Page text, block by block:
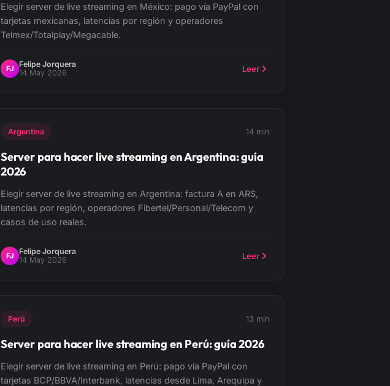
Elegir server de live streaming en México: pago vía PayPal con
tarjetas mexicanas, latencias por región y operadores
Telmex/Totalplay/Megacable.
FJ
Felipe Jorquera
14 May 2026
Leer
Argentina 14 min
Server para hacer live streaming en Argentina: guía
2026
Elegir server de live streaming en Argentina: factura A en ARS,
latencias por región, operadores Fibertel/Personal/Telecom y
casos de uso reales.
FJ
Felipe Jorquera
14 May 2026
Leer
Perú 13 min
Server para hacer live streaming en Perú: guía 2026
Elegir server de live streaming en Perú: pago vía PayPal con
tarjetas BCP/BBVA/Interbank, latencias desde Lima, Arequipa y